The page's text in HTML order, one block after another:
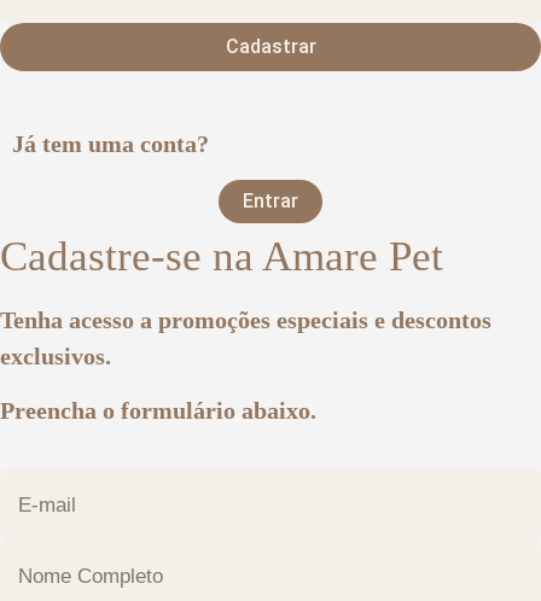
Cadastrar
Já tem uma conta?
Entrar
Cadastre-se na Amare Pet
Tenha acesso a promoções especiais e descontos
exclusivos.
Preencha o formulário abaixo.